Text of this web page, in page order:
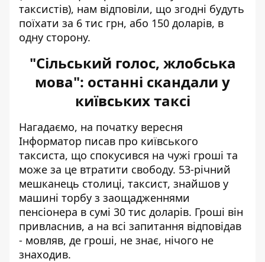
таксистів), нам відповіли, що згодні будуть
поїхати за 6 тис грн, або 150 доларів, в
одну сторону.
"Сільський голос, жлобська
мова": останні скандали у
київських таксі
Нагадаємо, на початку вересня
Інформатор писав про київського
таксиста, що спокусився на чужі гроші та
може за це втратити свободу. 53-річний
мешканець столиці, таксист, знайшов у
машині торбу з заощадженнями
пенсіонера в сумі 30 тис доларів. Гроші він
привласнив, а на всі запитання відповідав
- мовляв, де гроші, не знає, нічого не
знаходив.